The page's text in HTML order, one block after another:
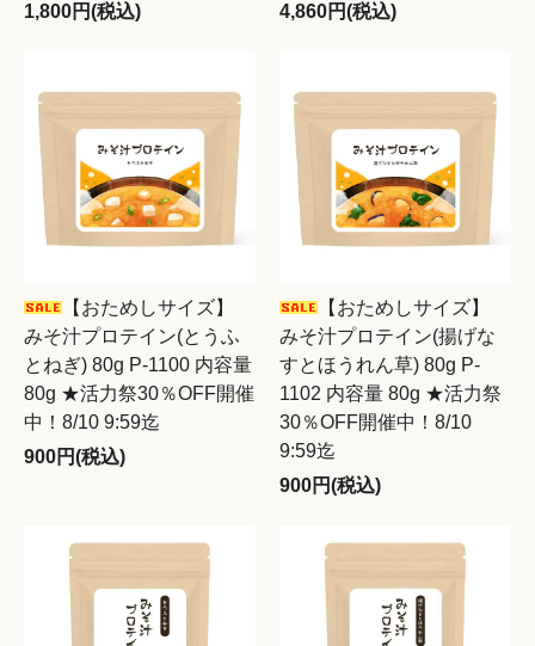
1,800円(税込)
4,860円(税込)
【おためしサイズ】
みそ汁プロテイン(とうふ
とねぎ) 80g P-1100 内容量
80g ★活力祭30％OFF開催
中！8/10 9:59迄
900円(税込)
【おためしサイズ】
みそ汁プロテイン(揚げな
すとほうれん草) 80g P-
1102 内容量 80g ★活力祭
30％OFF開催中！8/10
9:59迄
900円(税込)